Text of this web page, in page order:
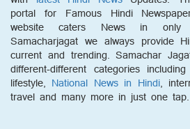
portal for Famous Hindi
website caters News in only
Samacharjagat we always provide
current and trending. Samachar
different-different categories including
lifestyle, National News in Hindi,
travel and many more in just one tap.